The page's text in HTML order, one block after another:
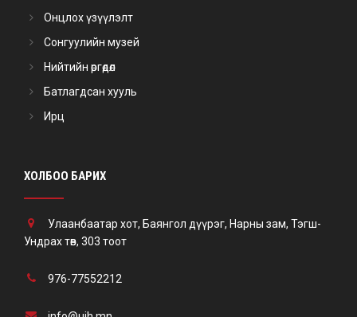
Онцлох үзүүлэлт
Сонгуулийн музей
Нийтийн өргөдөл
Батлагдсан хууль
Ирц
ХОЛБОО БАРИХ
Улаанбаатар хот, Баянгол дүүрэг, Нарны зам, Тэгш-
Ундрах төв, 303 тоот
976-77552212